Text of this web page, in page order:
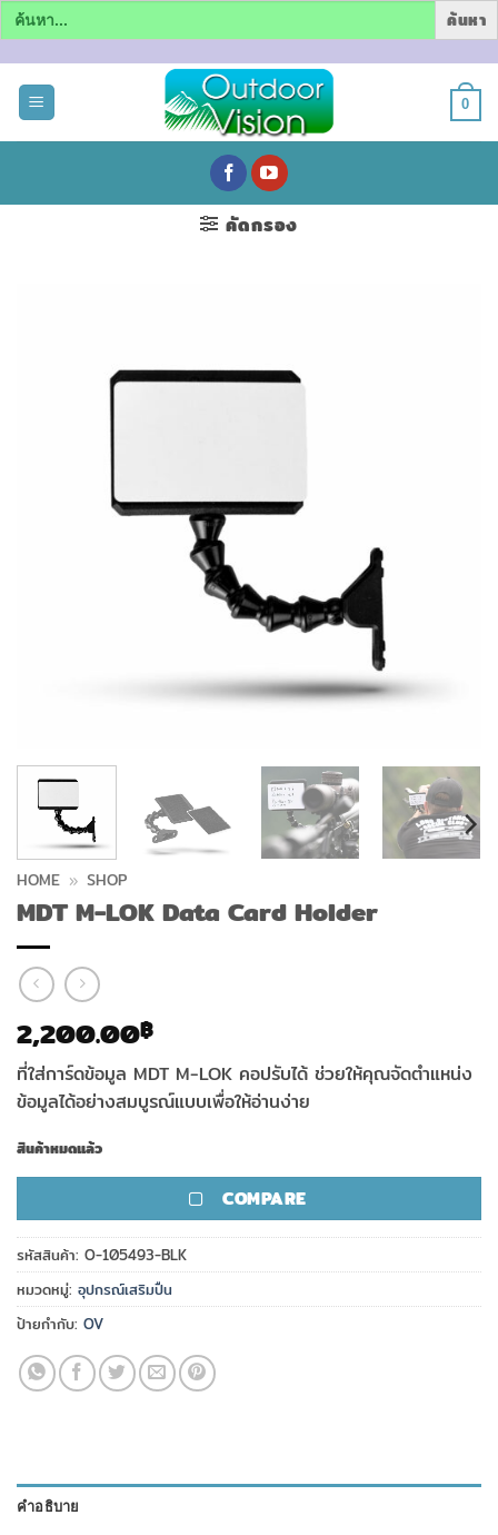
Search
for:
0
คัดกรอง
HOME » SHOP
MDT M-LOK Data Card Holder
2,200.00฿
ที่ใส่การ์ดข้อมูล MDT M-LOK คอปรับได้ ช่วยให้คุณจัดตำแหน่ง
ข้อมูลได้อย่างสมบูรณ์แบบเพื่อให้อ่านง่าย
สินค้าหมดแล้ว
COMPARE
รหัสสินค้า: O-105493-BLK
หมวดหมู่: อุปกรณ์เสริมปืน
ป้ายกำกับ: OV
คำอธิบาย